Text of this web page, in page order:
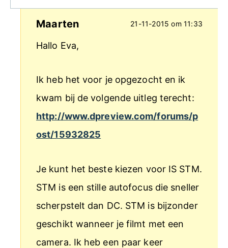
Maarten 21-11-2015 om 11:33
Hallo Eva,
Ik heb het voor je opgezocht en ik
kwam bij de volgende uitleg terecht:
http://www.dpreview.com/forums/p
ost/15932825
Je kunt het beste kiezen voor IS STM.
STM is een stille autofocus die sneller
scherpstelt dan DC. STM is bijzonder
geschikt wanneer je filmt met een
camera. Ik heb een paar keer